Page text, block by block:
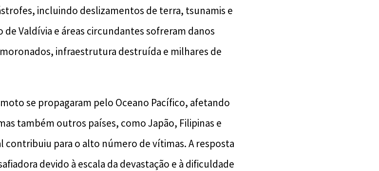
incluindo deslizamentos de terra, tsunamis e
de Valdívia e áreas circundantes sofreram danos
infraestrutura destruída e milhares de
se propagaram pelo Oceano Pacífico, afetando
também outros países, como Japão, Filipinas e
contribuiu para o alto número de vítimas. A resposta
devido à escala da devastação e à dificuldade